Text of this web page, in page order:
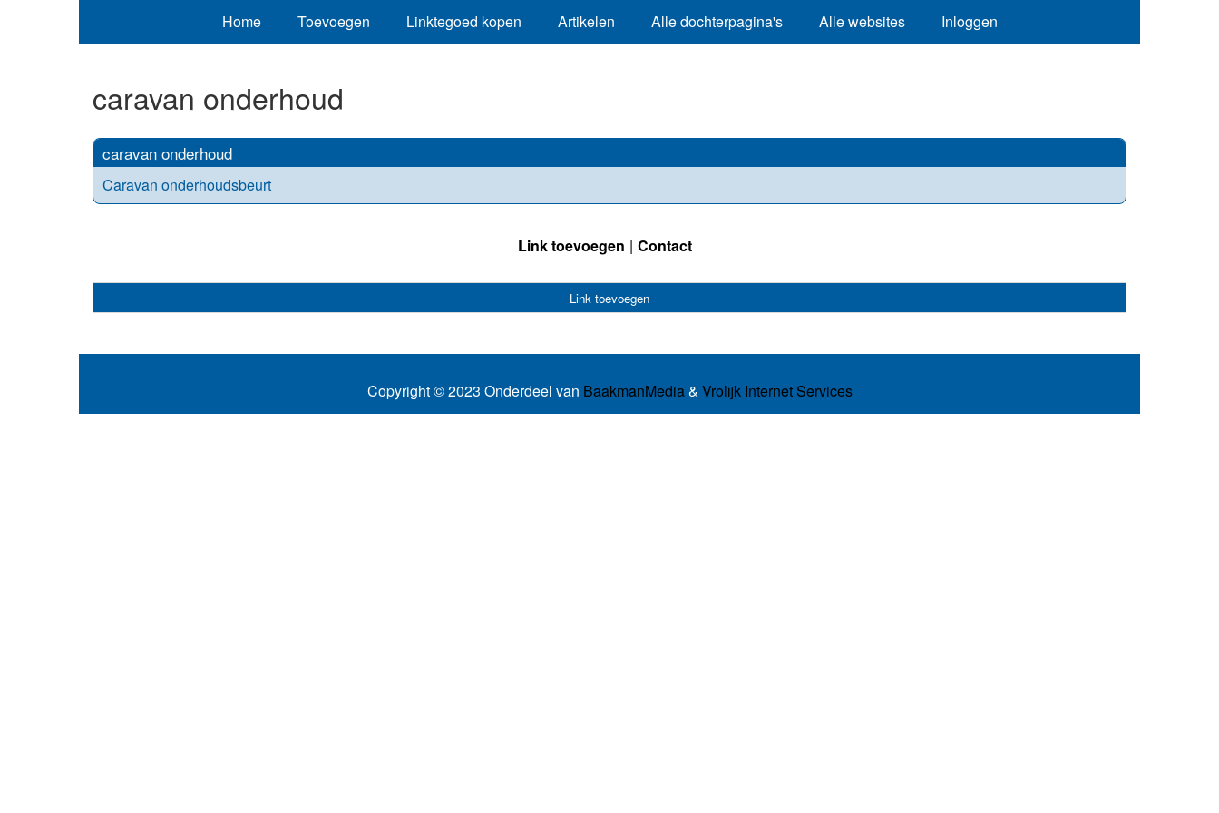
Home Toevoegen Linktegoed kopen Artikelen Alle dochterpagina's Alle websites Inloggen
caravan onderhoud
caravan onderhoud
Caravan onderhoudsbeurt
Link toevoegen Contact
Link toevoegen
Copyright © 2023 Onderdeel van BaakmanMedia& Vrolijk Internet Services